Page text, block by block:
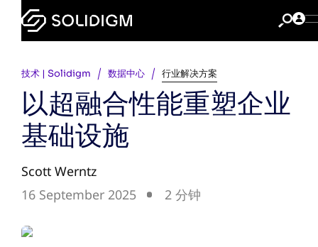
技术 | Solidigm 数据中心 行业解决方案
以超融合性能重塑企业
基础设施
Scott Werntz
16 September 2025
2 分钟